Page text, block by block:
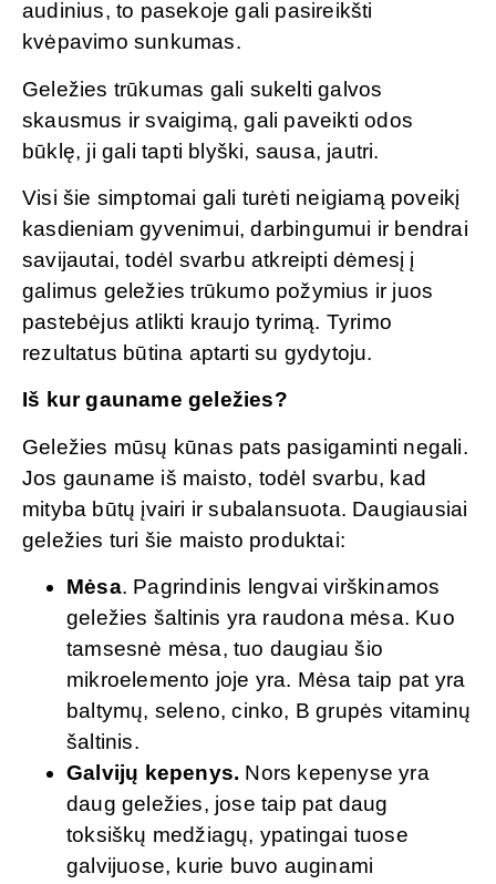
audinius, to pasekoje gali pasireikšti
kvėpavimo sunkumas.
Geležies trūkumas gali sukelti galvos
skausmus ir svaigimą, gali paveikti odos
būklę, ji gali tapti blyški, sausa, jautri.
Visi šie simptomai gali turėti neigiamą poveikį
kasdieniam gyvenimui, darbingumui ir bendrai
savijautai, todėl svarbu atkreipti dėmesį į
galimus geležies trūkumo požymius ir juos
pastebėjus atlikti kraujo tyrimą. Tyrimo
rezultatus būtina aptarti su gydytoju.
Iš kur gauname geležies?
Geležies mūsų kūnas pats pasigaminti negali.
Jos gauname iš maisto, todėl svarbu, kad
mityba būtų įvairi ir subalansuota. Daugiausiai
geležies turi šie maisto produktai:
Mėsa. Pagrindinis lengvai virškinamos
geležies šaltinis yra raudona mėsa. Kuo
tamsesnė mėsa, tuo daugiau šio
mikroelemento joje yra. Mėsa taip pat yra
baltymų, seleno, cinko, B grupės vitaminų
šaltinis.
Galvijų kepenys. Nors kepenyse yra
daug geležies, jose taip pat daug
toksiškų medžiagų, ypatingai tuose
galvijuose, kurie buvo auginami